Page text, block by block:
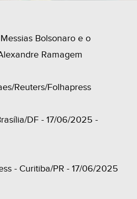
Bolsonaro e o
Ramagem
Reuters/Folhapress
DF - 17/06/2025 -
- Curitiba/PR - 17/06/2025